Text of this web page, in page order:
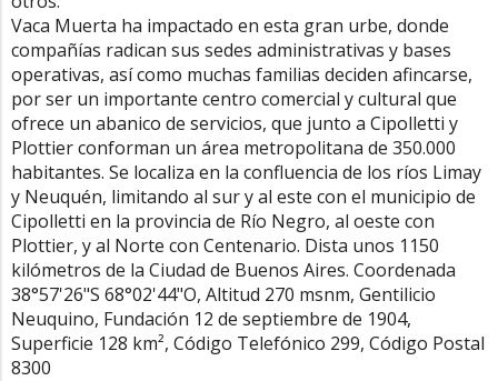
Vaca Muerta ha impactado en esta gran urbe, donde
compañías radican sus sedes administrativas y bases
operativas, así como muchas familias deciden afincarse,
por ser un importante centro comercial y cultural que
ofrece un abanico de servicios, que junto a Cipolletti y
Plottier conforman un área metropolitana de 350.000
habitantes. Se localiza en la confluencia de los ríos Limay
y Neuquén, limitando al sur y al este con el municipio de
Cipolletti en la provincia de Río Negro, al oeste con
Plottier, y al Norte con Centenario. Dista unos 1150
kilómetros de la Ciudad de Buenos Aires. Coordenada
38°57'26"S 68°02'44"O, Altitud 270 msnm, Gentilicio
Neuquino, Fundación 12 de septiembre de 1904,
Superficie 128 km², Código Telefónico 299, Código Postal
8300